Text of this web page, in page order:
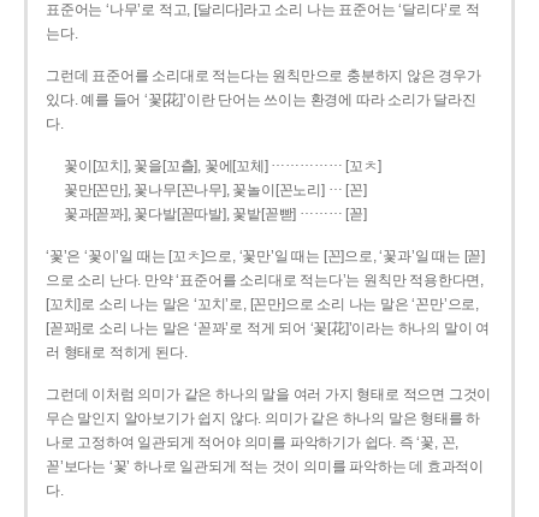
표준어는 ‘나무’로 적고, [달리다]라고 소리 나는 표준어는 ‘달리다’로 적
는다.
그런데 표준어를 소리대로 적는다는 원칙만으로 충분하지 않은 경우가
있다. 예를 들어 ‘꽃[花]’이란 단어는 쓰이는 환경에 따라 소리가 달라진
다.
꽃이[꼬치], 꽃을[꼬츨], 꽃에[꼬체] …………… [꼬ㅊ]
꽃만[꼰만], 꽃나무[꼰나무], 꽃놀이[꼰노리] … [꼰]
꽃과[꼳꽈], 꽃다발[꼳따발], 꽃밭[꼳빧] ……… [꼳]
‘꽃’은 ‘꽃이’일 때는 [꼬ㅊ]으로, ‘꽃만’일 때는 [꼰]으로, ‘꽃과’일 때는 [꼳]
으로 소리 난다. 만약 ‘표준어를 소리대로 적는다’는 원칙만 적용한다면,
[꼬치]로 소리 나는 말은 ‘꼬치’로, [꼰만]으로 소리 나는 말은 ‘꼰만’으로,
[꼳꽈]로 소리 나는 말은 ‘꼳꽈’로 적게 되어 ‘꽃[花]’이라는 하나의 말이 여
러 형태로 적히게 된다.
그런데 이처럼 의미가 같은 하나의 말을 여러 가지 형태로 적으면 그것이
무슨 말인지 알아보기가 쉽지 않다. 의미가 같은 하나의 말은 형태를 하
나로 고정하여 일관되게 적어야 의미를 파악하기가 쉽다. 즉 ‘꽃, 꼰,
꼳’보다는 ‘꽃’ 하나로 일관되게 적는 것이 의미를 파악하는 데 효과적이
다.